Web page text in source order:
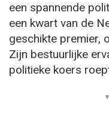
een spannende
een kwart van de
geschikte premier,
Zijn bestuurlijke
politieke koers